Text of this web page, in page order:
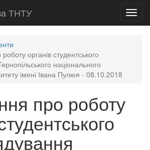
ТНТУ
органів студентського
національного
імені Івана Пулюя - 08.10.2018
про роботу